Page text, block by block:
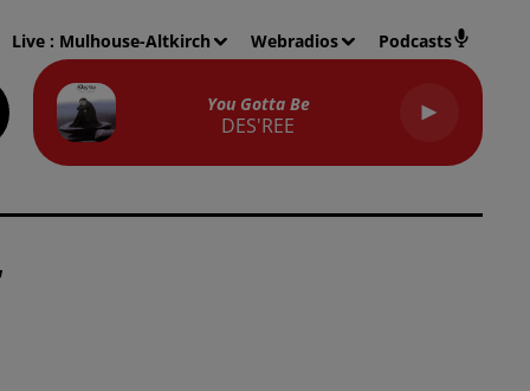
Live : Mulhouse-Altkirch Webradios Podcasts
You Gotta Be
DES'REE